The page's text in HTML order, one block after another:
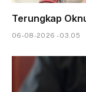
Terungkap
06-08-2026 - 03.05